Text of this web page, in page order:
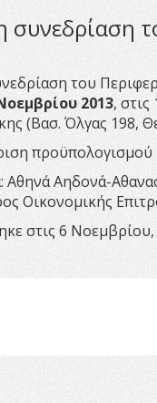
συνεδρίαση
του
2013,
(Βασ. Όλγας 198,
προϋπολογισμού
Αθηνά Αηδονά-
Οικονομικής
στις 6 Νοεμβρίου,